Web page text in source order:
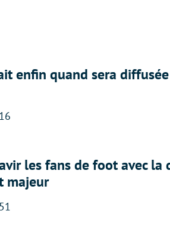
enfin quand sera
les fans de foot avec la
majeur